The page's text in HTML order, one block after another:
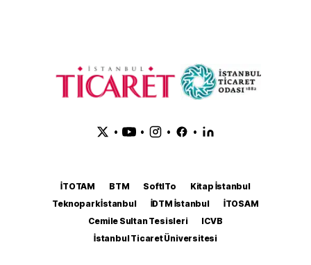
• • • •
İTOTAM BTM SoftITo
Kitap İstanbul
Teknopark İstanbul
İDTM İstanbul
İTOSAM
Cemile Sultan Tesisleri
ICVB
İstanbul Ticaret Üniversitesi